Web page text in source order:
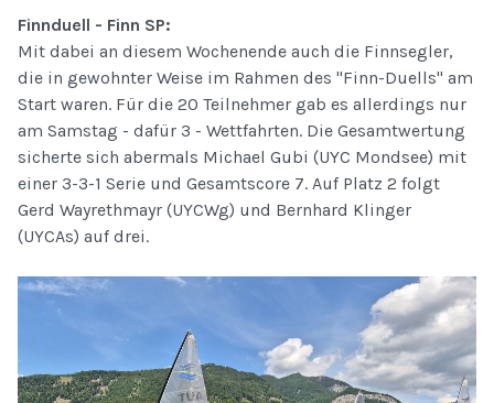
Finnduell - Finn SP:
Mit dabei an diesem Wochenende auch die Finnsegler,
die in gewohnter Weise im Rahmen des "Finn-Duells" am
Start waren. Für die 20 Teilnehmer gab es allerdings nur
am Samstag - dafür 3 - Wettfahrten. Die Gesamtwertung
sicherte sich abermals Michael Gubi (UYC Mondsee) mit
einer 3-3-1 Serie und Gesamtscore 7. Auf Platz 2 folgt
Gerd Wayrethmayr (UYCWg) und Bernhard Klinger
(UYCAs) auf drei.